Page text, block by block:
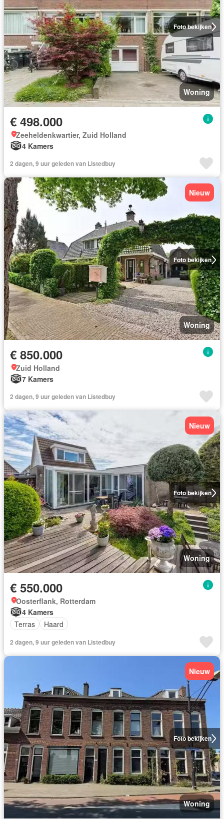
Foto bekijken
Woning
€ 498.000
Zeeheldenkwartier, Zuid Holland
4 Kamers
2 dagen, 9 uur geleden van Listedbuy
Foto bekijken
Nieuw
Woning
€ 850.000
Zuid Holland
7 Kamers
2 dagen, 9 uur geleden van Listedbuy
Foto bekijken
Nieuw
Woning
€ 550.000
Oosterflank, Rotterdam
4 Kamers
Terras
Haard
2 dagen, 9 uur geleden van Listedbuy
Foto bekijken
Nieuw
Woning